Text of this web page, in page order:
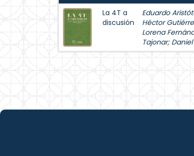
La 4T a
discusión
Eduardo
Héctor
Lorena
Tajonar;